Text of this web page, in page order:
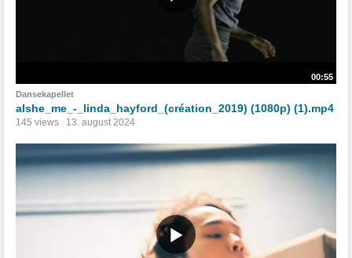
00:55
Dansekapellet
alshe_me_-_linda_hayford_(création_2019) (1080p) (1).mp4
145 views 13. august 2024